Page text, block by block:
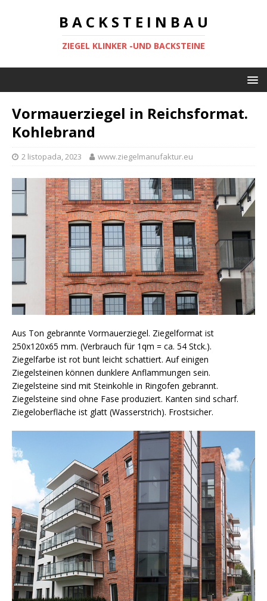
B A C K S T E I N B A U
ZIEGEL KLINKER -UND BACKSTEINE
Vormauerziegel in Reichsformat.
Kohlebrand
2 listopada, 2023 www.ziegelmanufaktur.eu
Aus Ton gebrannte Vormauerziegel. Ziegelformat ist
250x120x65 mm. (Verbrauch für 1qm = ca. 54 Stck.).
Ziegelfarbe ist rot bunt leicht schattiert. Auf einigen
Ziegelsteinen können dunklere Anflammungen sein.
Ziegelsteine sind mit Steinkohle in Ringofen gebrannt.
Ziegelsteine sind ohne Fase produziert. Kanten sind scharf.
Ziegeloberfläche ist glatt (Wasserstrich). Frostsicher.